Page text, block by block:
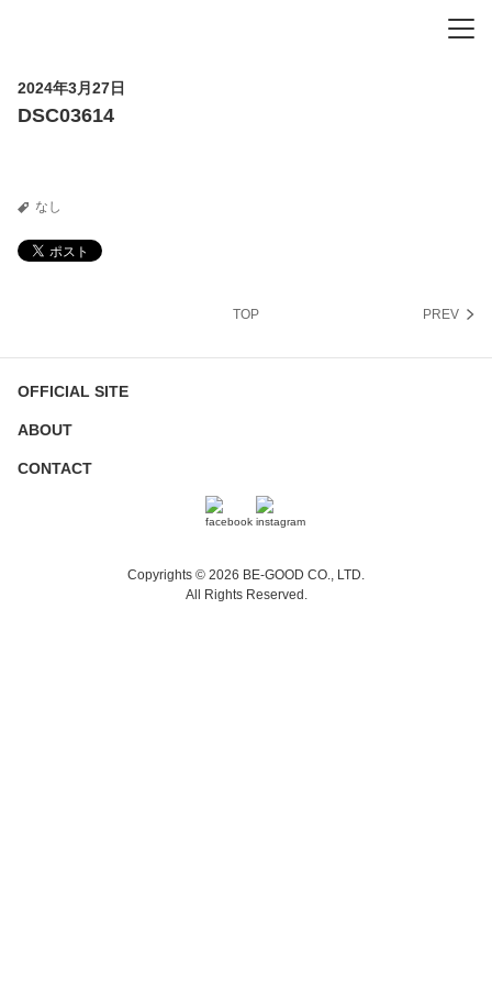
2024年3月27日
DSC03614
なし
TOP PREV
OFFICIAL SITE
ABOUT
CONTACT
Copyrights © 2026 BE-GOOD CO., LTD.
All Rights Reserved.